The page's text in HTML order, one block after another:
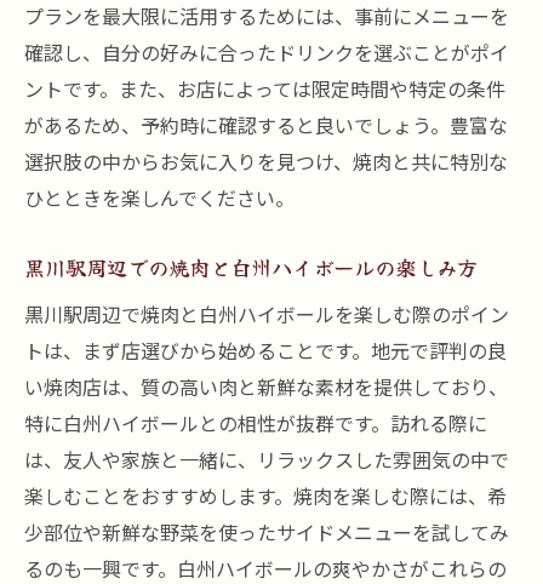
プランを最大限に活用するためには、事前にメニューを
確認し、自分の好みに合ったドリンクを選ぶことがポイ
ントです。また、お店によっては限定時間や特定の条件
があるため、予約時に確認すると良いでしょう。豊富な
選択肢の中からお気に入りを見つけ、焼肉と共に特別な
ひとときを楽しんでください。
黒川駅周辺での焼肉と白州ハイボールの楽しみ方
黒川駅周辺で焼肉と白州ハイボールを楽しむ際のポイン
トは、まず店選びから始めることです。地元で評判の良
い焼肉店は、質の高い肉と新鮮な素材を提供しており、
特に白州ハイボールとの相性が抜群です。訪れる際に
は、友人や家族と一緒に、リラックスした雰囲気の中で
楽しむことをおすすめします。焼肉を楽しむ際には、希
少部位や新鮮な野菜を使ったサイドメニューを試してみ
るのも一興です。白州ハイボールの爽やかさがこれらの